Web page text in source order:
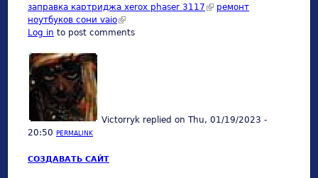
заправка картриджа xerox phaser 3117 (link is external)
ремонт
ноутбуков сони vaio(link is external)
Log in to post comments
Victorryk replied on Thu, 01/19/2023 -
20:50 PERMALINK
СОЗДАВАТЬ САЙТ